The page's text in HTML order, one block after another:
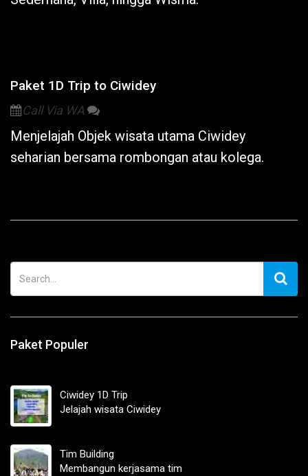
Paket 1D Trip to Ciwidey
Call Via WA
Menjelajah Objek wisata utama Ciwidey
seharian bersama rombongan atau kolega.
Paket Populer
Ciwidey 1D Trip
Jelajah wisata Ciwidey
Tim Building
Membangun kerjasama tim